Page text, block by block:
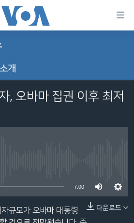
소개
, 오바마 집권 이후 최저
7:00
다운로드
규모가 오바마 대통령